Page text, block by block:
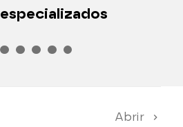
especializados
Abrir